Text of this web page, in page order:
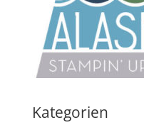
Kategorien